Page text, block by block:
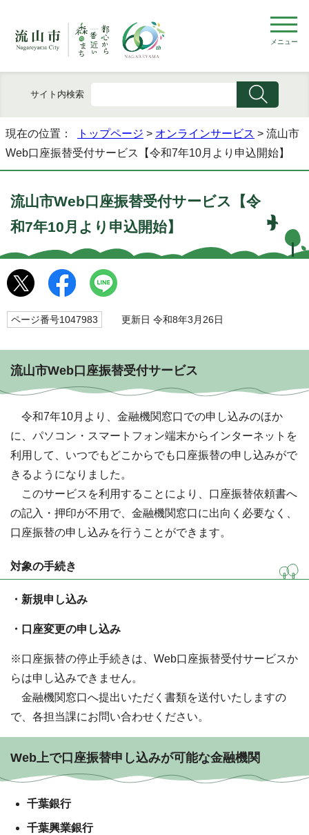
メニュー
サイト内検索
現在の位置： トップページ > オンラインサービス > 流山市
Web口座振替受付サービス【令和7年10月より申込開始】
流山市Web口座振替受付サービス【令
和7年10月より申込開始】
ページ番号1047983 更新日 令和8年3月26日
流山市Web口座振替受付サービス
令和7年10月より、金融機関窓口での申し込みのほか
に、パソコン・スマートフォン端末からインターネットを
利用して、いつでもどこからでも口座振替の申し込みがで
きるようになりました。
このサービスを利用することにより、口座振替依頼書へ
の記入・押印が不用で、金融機関窓口に出向く必要なく、
口座振替の申し込みを行うことができます。
対象の手続き
・新規申し込み
・口座変更の申し込み
※口座振替の停止手続きは、Web口座振替受付サービスか
らは申し込みできません。
金融機関窓口へ提出いただく書類を送付いたしますの
で、各担当課にお問い合わせください。
Web上で口座振替申し込みが可能な金融機関
千葉銀行
千葉興業銀行